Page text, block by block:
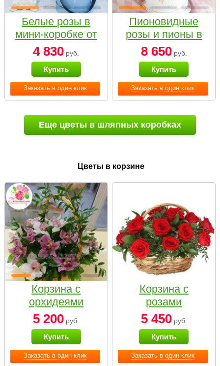
Заказать в один клик
Белые розы в
мини-коробке от
Bella Fiori
4 830 руб.
Купить
Заказать в один клик
Пионовидные
розы и пионы в
белой коробке
Small
8 650руб.
Купить
Еще цветы в шляпных коробках
Цветы в корзине
Заказать в один клик
Корзина с
орхидеями
малая
5 200 руб.
Купить
Заказать в один клик
Корзина с
розами
«Красный
Париж»
5 450руб.
Купить